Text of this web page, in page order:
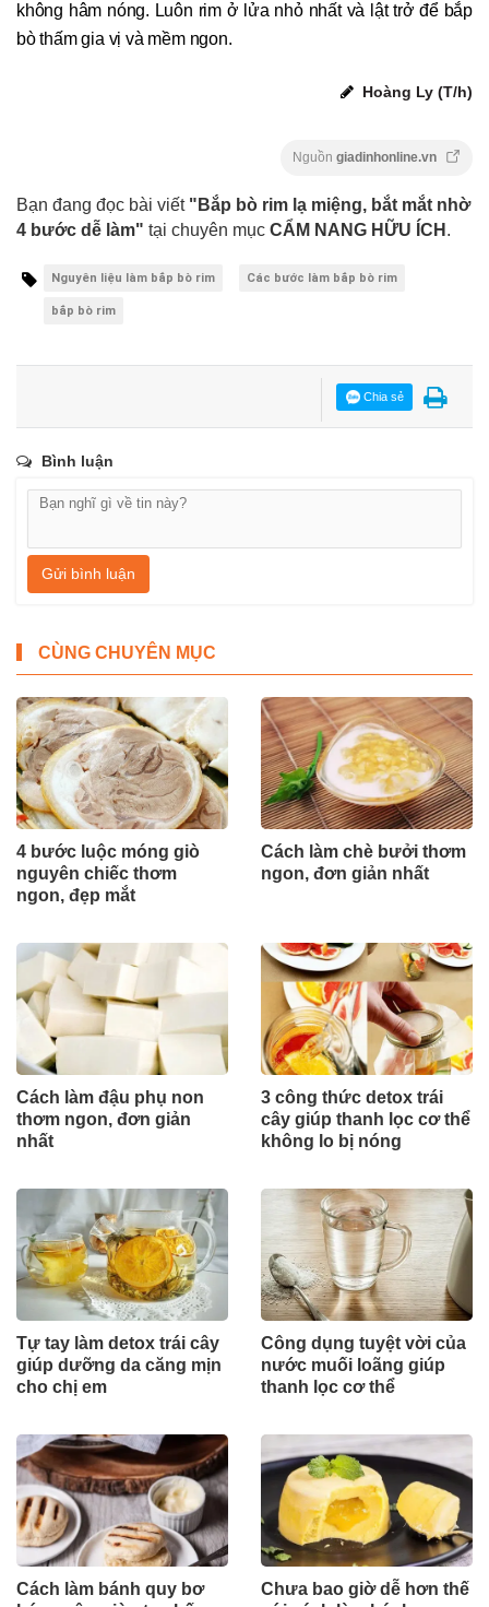
không hâm nóng. Luôn rim ở lửa nhỏ nhất và lật trở để bắp
bò thấm gia vị và mềm ngon.
Hoàng Ly (T/h)
Nguồn giadinhonline.vn
Bạn đang đọc bài viết "Bắp bò rim lạ miệng, bắt mắt nhờ
4 bước dễ làm" tại chuyên mục CẨM NANG HỮU ÍCH .
Nguyên liệu làm bắp bò rim Các bước làm bắp bò rim
bắp bò rim
Chia sẻ
Bình luận
Gửi bình luận
CÙNG CHUYÊN MỤC
4 bước luộc móng giò
nguyên chiếc thơm
ngon, đẹp mắt
Cách làm chè bưởi thơm
ngon, đơn giản nhất
Cách làm đậu phụ non
thơm ngon, đơn giản
nhất
3 công thức detox trái
cây giúp thanh lọc cơ thể
không lo bị nóng
Tự tay làm detox trái cây
giúp dưỡng da căng mịn
cho chị em
Công dụng tuyệt vời của
nước muối loãng giúp
thanh lọc cơ thể
Cách làm bánh quy bơ
Chưa bao giờ dễ hơn thế